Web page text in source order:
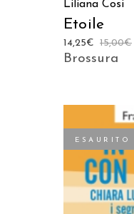
Liliana Cosi
Etoile
15,00€
14,25€
Brossura
ESAURITO